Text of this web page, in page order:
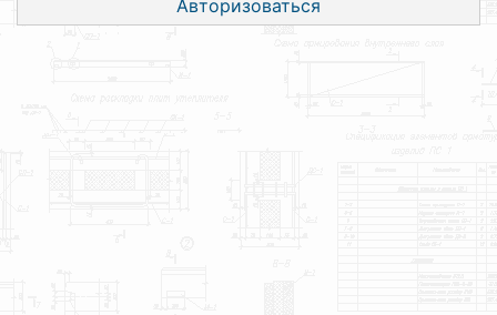
Авторизоваться